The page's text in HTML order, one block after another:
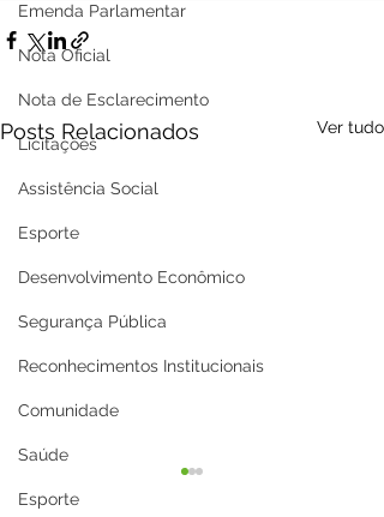
Emenda Parlamentar
Nota Oficial
Nota de Esclarecimento
Licitações
Assistência Social
Esporte
Desenvolvimento Econômico
Segurança Pública
Reconhecimentos Institucionais
Comunidade
Saúde
Esporte
Posts Relacionados Ver tudo